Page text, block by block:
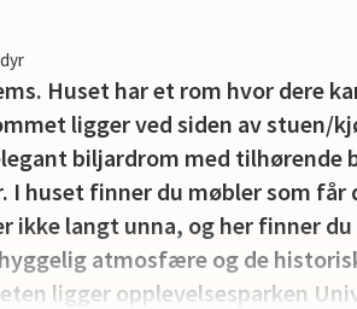
Huset har et rom hvor dere
ligger ved siden av stuen/
biljardrom med tilhørende
I huset finner du møbler som får
ikke langt unna, og her finner du
atmosfære og de
ligger opplevelsesparken